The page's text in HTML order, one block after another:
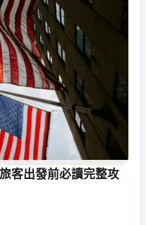
客出發前必讀完整攻